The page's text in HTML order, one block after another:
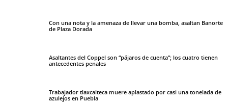
Con una nota y la amenaza de llevar una bomba, asaltan Banorte
de Plaza Dorada
Asaltantes del Coppel son “pájaros de cuenta”; los cuatro tienen
antecedentes penales
Trabajador tlaxcalteca muere aplastado por casi una tonelada de
azulejos en Puebla